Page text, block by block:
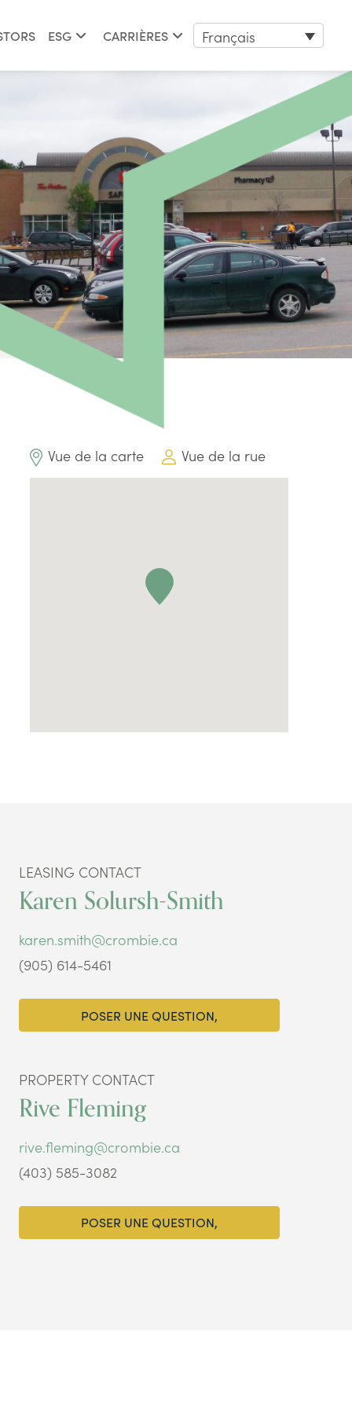
ESG CARRIÈRES Français
Vue de la carte Vue de la rue
LEASING CONTACT
Karen Solursh-Smith
karen.smith@crombie.ca
(905) 614-5461
POSER UNE QUESTION,
PROPERTY CONTACT
Rive Fleming
rive.fleming@crombie.ca
(403) 585-3082
POSER UNE QUESTION,